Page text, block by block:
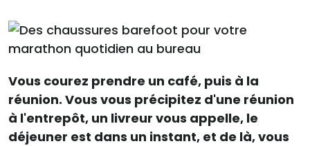
Vous courez prendre un café, puis à la
réunion. Vous vous précipitez d'une réunion
à l'entrepôt, un livreur vous appelle, le
déjeuner est dans un instant, et de là, vous